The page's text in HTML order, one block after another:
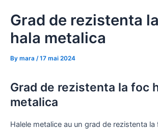
content
Grad de rezistenta
hala metalica
By mara /17 mai 2024
Grad de rezistenta la foc
metalica
Halele metalice au un grad de rezistenta